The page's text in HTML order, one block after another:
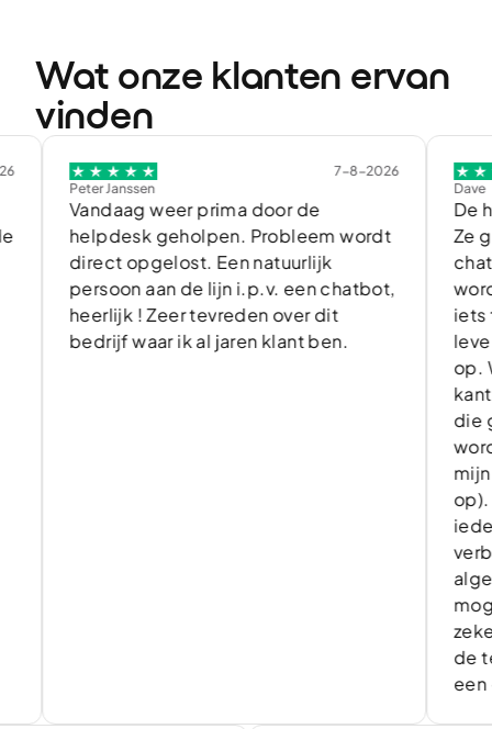
Wat onze klanten ervan
vinden
Peter Janssen
7-8-2026
Vandaag weer prima door de
helpdesk geholpen. Probleem wordt
direct opgelost. Een natuurlijk
persoon aan de lijn i.p.v. een chatbot,
heerlijk ! Zeer tevreden over dit
bedrijf waar ik al jaren klant ben.
De
Ze gaan
chat ben
wordt de
iets te
levert
op. Wel
kant van
die
worden
mijn
op). Dat
ieder
zeker in
de
een